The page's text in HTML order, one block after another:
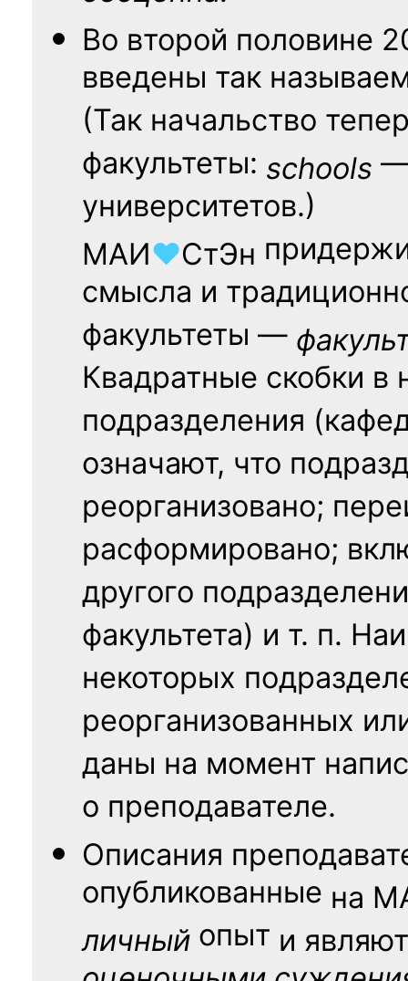
Во второй половине
введены так
(Так начальство
факультеты: schools —
университетов.)
МАИ♥СтЭн
смысла и
факультеты —
Квадратные скобки в
подразделения
означают, что
реорганизовано;
расформировано;
другого
факультета) и т. п.
некоторых
реорганизованных
даны на момент
о преподавателе.
Описания
опубликованные на
личный опыт и